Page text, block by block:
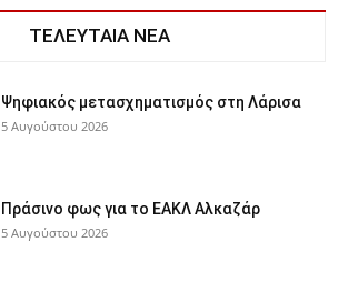
ΤΕΛΕΥΤΑΙΑ ΝΕΑ
Ψηφιακός μετασχηματισμός στη Λάρισα
5 Αυγούστου 2026
Πράσινο φως για το ΕΑΚΛ Αλκαζάρ
5 Αυγούστου 2026